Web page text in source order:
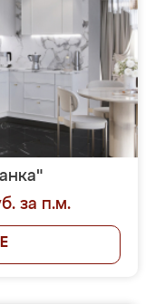
за п.м.